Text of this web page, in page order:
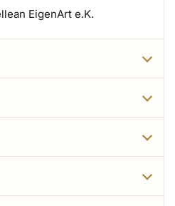
EigenArt e.K.